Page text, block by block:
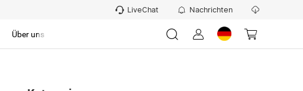
LiveChat Nachrichten
Über uns